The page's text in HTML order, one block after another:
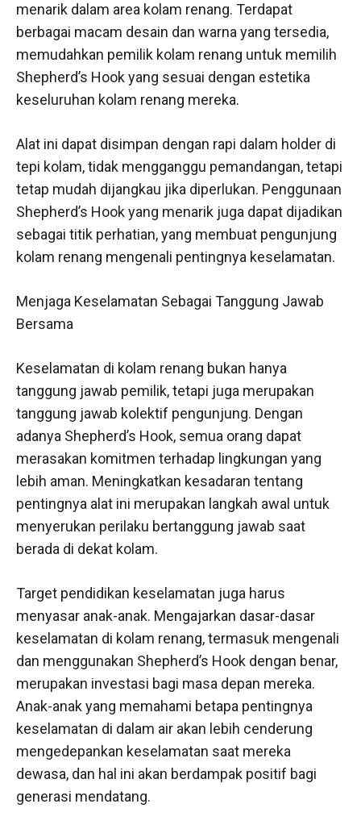
menarik dalam area kolam renang. Terdapat
berbagai macam desain dan warna yang tersedia,
memudahkan pemilik kolam renang untuk memilih
Shepherd’s Hook yang sesuai dengan estetika
keseluruhan kolam renang mereka.
Alat ini dapat disimpan dengan rapi dalam holder di
tepi kolam, tidak mengganggu pemandangan, tetapi
tetap mudah dijangkau jika diperlukan. Penggunaan
Shepherd’s Hook yang menarik juga dapat dijadikan
sebagai titik perhatian, yang membuat pengunjung
kolam renang mengenali pentingnya keselamatan.
Menjaga Keselamatan Sebagai Tanggung Jawab
Bersama
Keselamatan di kolam renang bukan hanya
tanggung jawab pemilik, tetapi juga merupakan
tanggung jawab kolektif pengunjung. Dengan
adanya Shepherd’s Hook, semua orang dapat
merasakan komitmen terhadap lingkungan yang
lebih aman. Meningkatkan kesadaran tentang
pentingnya alat ini merupakan langkah awal untuk
menyerukan perilaku bertanggung jawab saat
berada di dekat kolam.
Target pendidikan keselamatan juga harus
menyasar anak-anak. Mengajarkan dasar-dasar
keselamatan di kolam renang, termasuk mengenali
dan menggunakan Shepherd’s Hook dengan benar,
merupakan investasi bagi masa depan mereka.
Anak-anak yang memahami betapa pentingnya
keselamatan di dalam air akan lebih cenderung
mengedepankan keselamatan saat mereka
dewasa, dan hal ini akan berdampak positif bagi
generasi mendatang.